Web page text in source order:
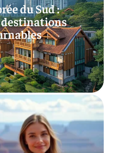
du Sud :
destinations